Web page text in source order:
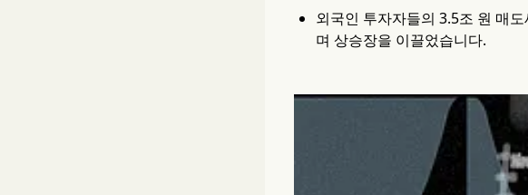
외국인 투자자들의 3.5조 원 매
며 상승장을 이끌었습니다.